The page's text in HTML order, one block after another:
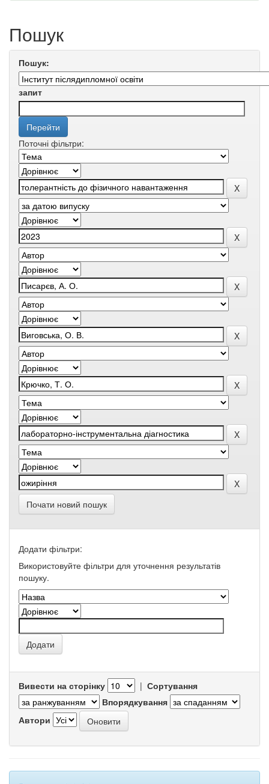
Пошук
Пошук:
запит
Поточні фільтри:
Почати новий пошук
Додати фільтри:
Використовуйте фільтри для уточнення результатів
пошуку.
Вивести на сторінку | Сортування
Впорядкування
Автори